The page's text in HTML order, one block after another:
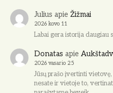
Julius apie Žižmai
2026 kovo 11
Labai gera istorija daugiau
Donatas apie
2026 vasario 25
Jūsų prašo įvertinti
nesate ir vietoje to,